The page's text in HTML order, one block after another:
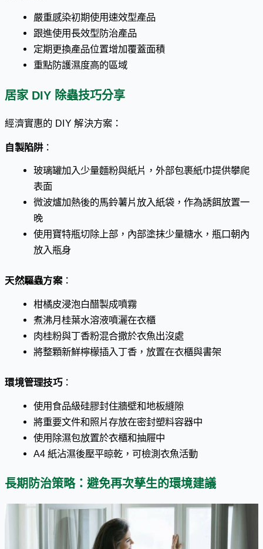
嚴重感染初期使用速效型產品
跟進使用長效型防治產品
定期更換產品位置增加覆蓋面積
重點防護濕度高的區域
居家 DIY 除蟲技巧分享
經濟實惠的 DIY 解決方案：
自製陷阱：
玻璃罐加入少量麵粉與紙片，外部包裹紙巾提供攀爬
表面
微波爐加熱後的馬鈴薯片放入紙袋，作為誘餌放置一
晚
使用寶特瓶切除上部，內部塗抹少量糖水，瓶口朝內
放入瓶身
天然驅蟲方案：
柑橘皮浸泡白醋製成噴霧
煮沸月桂葉水溶液噴灑在衣櫃
肉桂粉與丁香粉混合撒於衣魚出沒處
將整顆新鮮檸檬插入丁香，放置在衣櫃與書架
環境管理技巧 ：
使用食品級硅膠封住牆壁和地板縫隙
將重要文件和照片存放在密封塑料容器中
使用除濕包放置於衣櫃和抽屜中
A4 紙沾濕後壓平晾乾，可檢測衣魚活動
長期防治策略：避免再次孳生的環境建議